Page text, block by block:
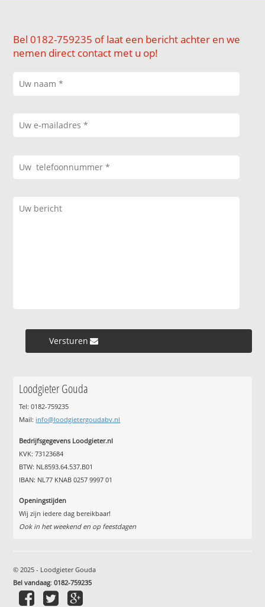
Bel 0182-759235 of laat een bericht achter en we
nemen direct contact met u op!
Versturen »
Loodgieter Gouda
Tel: 0182-759235
Mail: info@loodgietergoudabv.nl
Bedrijfsgegevens Loodgieter.nl
KVK: 73123684
BTW: NL8593.64.537.B01
IBAN: NL77 KNAB 0257 9997 01
Openingstijden
Wij zijn iedere dag bereikbaar!
Ook in het weekend en op feestdagen
© 2025 - Loodgieter Gouda
Bel vandaag:0182-759235